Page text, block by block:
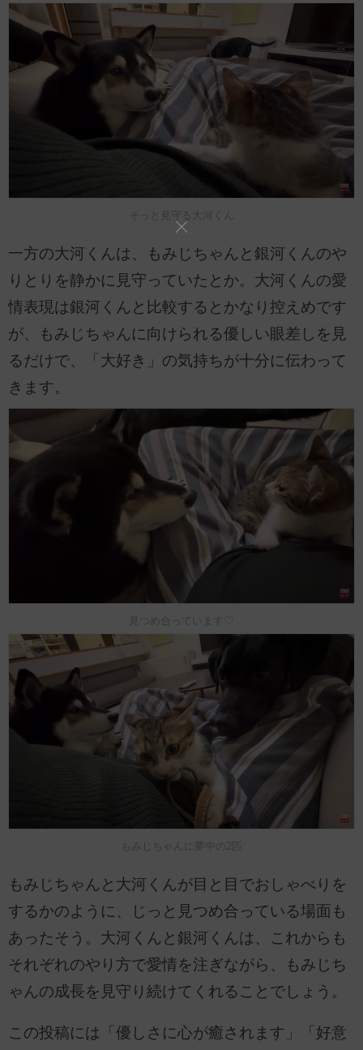
そっと見守る大河くん
一方の大河くんは、もみじちゃんと銀河くんのや
りとりを静かに見守っていたとか。大河くんの愛
情表現は銀河くんと比較するとかなり控えめです
が、もみじちゃんに向けられる優しい眼差しを見
るだけで、「大好き」の気持ちが十分に伝わって
きます。
見つめ合っています♡
もみじちゃんに夢中の2匹
もみじちゃんと大河くんが目と目でおしゃべりを
するかのように、じっと見つめ合っている場面も
あったそう。大河くんと銀河くんは、これからも
それぞれのやり方で愛情を注ぎながら、もみじち
ゃんの成長を見守り続けてくれることでしょう。
この投稿には「優しさに心が癒されます」「好意